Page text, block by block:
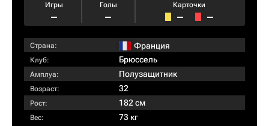
Игры
–
Голы
–
Карточки
– –
Страна: Франция
Клуб: Брюссель
Амплуа: Полузащитник
Возраст: 32
Рост: 182 см
Вес: 73 кг